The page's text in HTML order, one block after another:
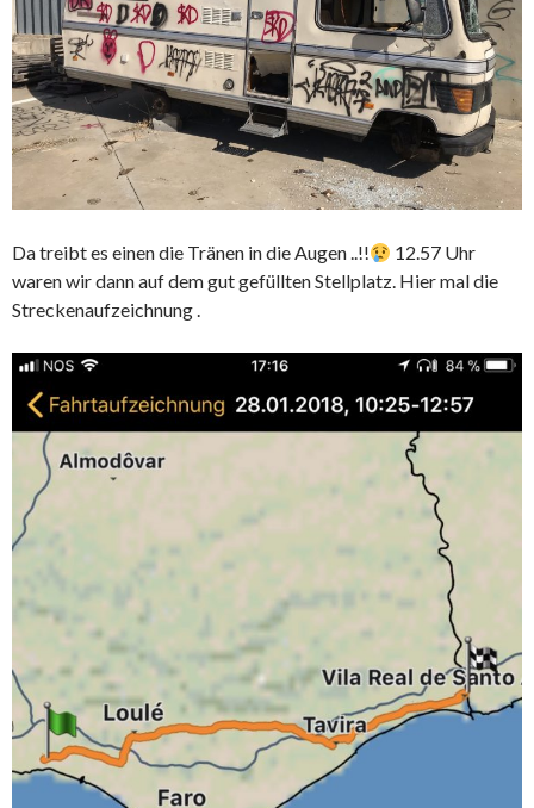
Da treibt es einen die Tränen in die Augen ..!!
12.57 Uhr
waren wir dann auf dem gut gefüllten Stellplatz. Hier mal die
Streckenaufzeichnung .